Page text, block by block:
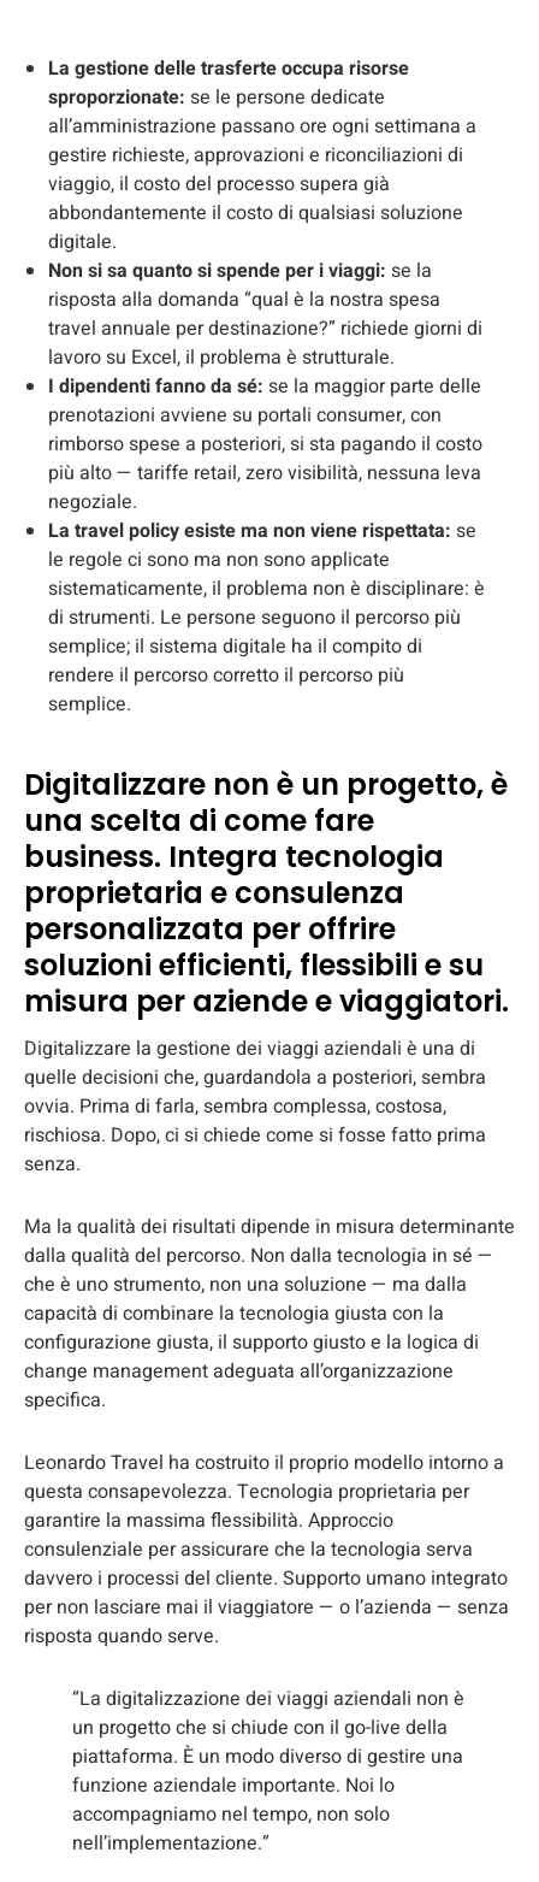
La gestione delle trasferte occupa risorse
sproporzionate: se le persone dedicate
all’amministrazione passano ore ogni settimana a
gestire richieste, approvazioni e riconciliazioni di
viaggio, il costo del processo supera già
abbondantemente il costo di qualsiasi soluzione
digitale.
Non si sa quanto si spende per i viaggi: se la
risposta alla domanda “qual è la nostra spesa
travel annuale per destinazione?” richiede giorni di
lavoro su Excel, il problema è strutturale.
I dipendenti fanno da sé: se la maggior parte delle
prenotazioni avviene su portali consumer, con
rimborso spese a posteriori, si sta pagando il costo
più alto — tariffe retail, zero visibilità, nessuna leva
negoziale.
La travel policy esiste ma non viene rispettata: se
le regole ci sono ma non sono applicate
sistematicamente, il problema non è disciplinare: è
di strumenti. Le persone seguono il percorso più
semplice; il sistema digitale ha il compito di
rendere il percorso corretto il percorso più
semplice.
Digitalizzare non è un progetto, è
una scelta di come fare
business. Integra tecnologia
proprietaria e consulenza
personalizzata per offrire
soluzioni efficienti, flessibili e su
misura per aziende e viaggiatori.
Digitalizzare la gestione dei viaggi aziendali è una di
quelle decisioni che, guardandola a posteriori, sembra
ovvia. Prima di farla, sembra complessa, costosa,
rischiosa. Dopo, ci si chiede come si fosse fatto prima
senza.
Ma la qualità dei risultati dipende in misura determinante
dalla qualità del percorso. Non dalla tecnologia in sé —
che è uno strumento, non una soluzione — ma dalla
capacità di combinare la tecnologia giusta con la
configurazione giusta, il supporto giusto e la logica di
change management adeguata all’organizzazione
specifica.
Leonardo Travel ha costruito il proprio modello intorno a
questa consapevolezza. Tecnologia proprietaria per
garantire la massima flessibilità. Approccio
consulenziale per assicurare che la tecnologia serva
davvero i processi del cliente. Supporto umano integrato
per non lasciare mai il viaggiatore — o l’azienda — senza
risposta quando serve.
“La digitalizzazione dei viaggi aziendali non è
un progetto che si chiude con il go-live della
piattaforma. È un modo diverso di gestire una
funzione aziendale importante. Noi lo
accompagniamo nel tempo, non solo
nell’implementazione.”